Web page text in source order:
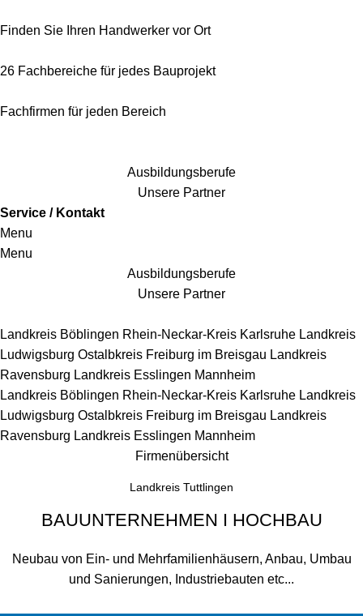
Finden Sie Ihren Handwerker vor Ort
26 Fachbereiche für jedes Bauprojekt
Fachfirmen für jeden Bereich
Ausbildungsberufe
Unsere Partner
Service / Kontakt
Menu
Menu
Ausbildungsberufe
Unsere Partner
Landkreis Böblingen Rhein-Neckar-Kreis Karlsruhe Landkreis
Ludwigsburg Ostalbkreis Freiburg im Breisgau Landkreis
Ravensburg Landkreis Esslingen Mannheim
Landkreis Böblingen Rhein-Neckar-Kreis Karlsruhe Landkreis
Ludwigsburg Ostalbkreis Freiburg im Breisgau Landkreis
Ravensburg Landkreis Esslingen Mannheim
Firmenübersicht
Landkreis Tuttlingen
BAUUNTERNEHMEN I HOCHBAU
Neubau von Ein- und Mehrfamilienhäusern, Anbau, Umbau
und Sanierungen, Industriebauten etc...